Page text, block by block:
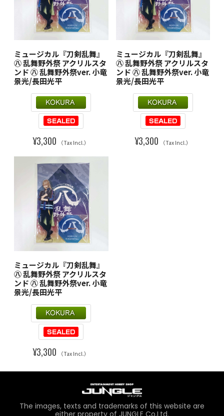
ミュージカル『刀剣乱舞』
㊇ 乱舞野外祭 アクリルスタ
ンド ㊇ 乱舞野外祭ver. 小竜
景光/長田光平
¥3,300 （Tax Incl.）
ミュージカル『刀剣乱舞』
㊇ 乱舞野外祭 アクリルスタ
ンド ㊇ 乱舞野外祭ver. 小竜
景光/長田光平
¥3,300 （Tax Incl.）
ミュージカル『刀剣乱舞』
㊇ 乱舞野外祭 アクリルスタ
ンド ㊇ 乱舞野外祭ver. 小竜
景光/長田光平
¥3,300 （Tax Incl.）
The images, texts and trademarks of this website are
either property of JUNGLE Co.Ltd.